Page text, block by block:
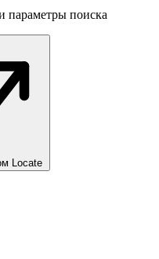
параметры поиска
Locate